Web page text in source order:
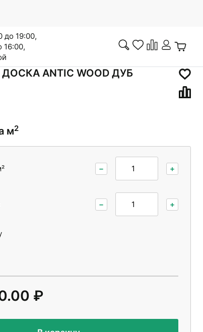
до 19:00,
16:00,
Сопутствующие товары
Межкомнатные двери
ANTIC WOOD ДУБ
м2
− +
− +
₽